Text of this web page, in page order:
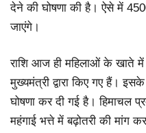
देने की घोषणा की है। ऐसे में
जाएंगे।
राशि आज ही महिलाओं के खाते
मुख्यमंत्री द्वारा किए गए हैं।
घोषणा कर दी गई है। हिमाचल
महंगाई भत्ते में बढ़ोतरी की मांग